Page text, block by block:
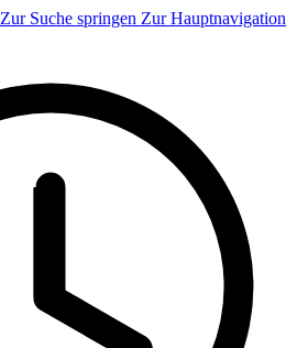
Zur Suche springen Zur Hauptnavigation